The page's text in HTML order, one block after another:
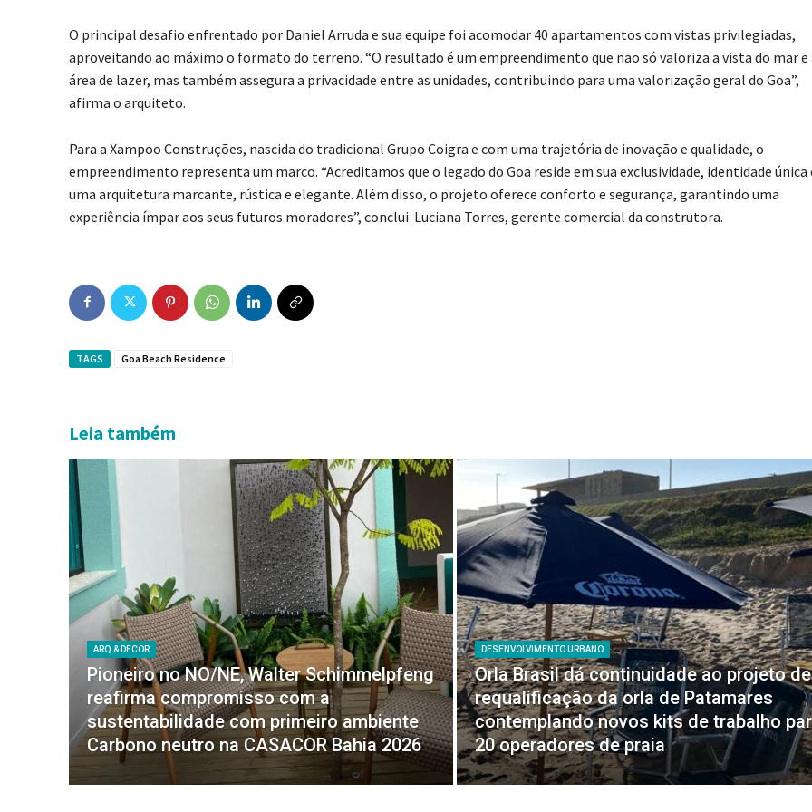
O principal desafio enfrentado por Daniel Arruda e sua equipe foi acomodar 40 apartamentos com vistas privilegiadas,
aproveitando ao máximo o formato do terreno. “O resultado é um empreendimento que não só valoriza a vista do mar e
área de lazer, mas também assegura a privacidade entre as unidades, contribuindo para uma valorização geral do Goa”,
afirma o arquiteto.
Para a Xampoo Construções, nascida do tradicional Grupo Coigra e com uma trajetória de inovação e qualidade, o
empreendimento representa um marco. “Acreditamos que o legado do Goa reside em sua exclusividade, identidade única
uma arquitetura marcante, rústica e elegante. Além disso, o projeto oferece conforto e segurança, garantindo uma
experiência ímpar aos seus futuros moradores”, conclui Luciana Torres, gerente comercial da construtora.
TAGS Goa Beach Residence
Leia também
ARQ & DECOR
Pioneiro no NO/NE, Walter Schimmelpfeng
reafirma compromisso com a
sustentabilidade com primeiro ambiente
Carbono neutro na CASACOR Bahia 2026
DESENVOLVIMENTO URBANO
Orla Brasil dá continuidade ao projeto de
requalificação da orla de Patamares
contemplando novos kits de trabalho
20 operadores de praia